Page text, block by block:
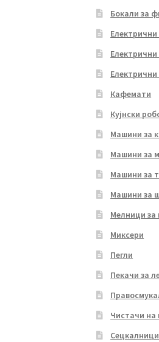
Бокали за
Електрични
Електрични
Кафемати
Кујнски
Машини за
Машини за
Машини за
Машини за
Мелници
Миксери
Пегли
Пекачи за
Чистачи на
Сецкалници